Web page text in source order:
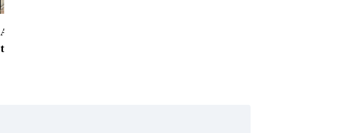
ABD'de konut başlangıçları
toparlandı